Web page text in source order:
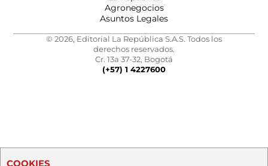
Agronegocios
Asuntos Legales
© 2026, Editorial La República S.A.S. Todos los
derechos reservados.
Cr. 13a 37-32, Bogotá
(+57) 1 4227600
COOKIES